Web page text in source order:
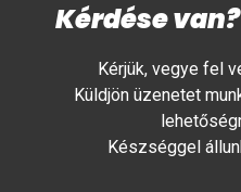
Kérdése
Kérjük, vegye fel
Küldjön üzenetet
Készséggel